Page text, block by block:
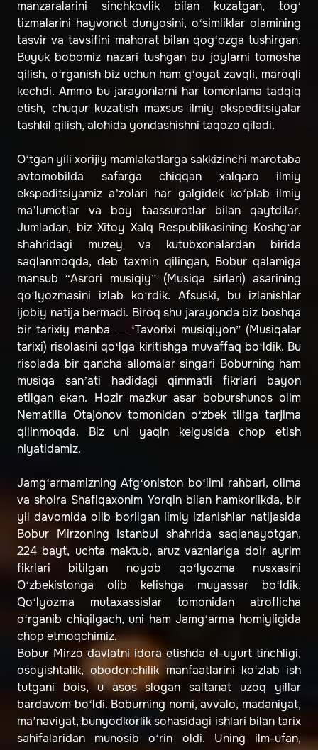
manzaralarini sinchkovlik bilan kuzatgan, tog‘
tizmalarini hayvonot dunyosini, o‘simliklar olamining
tasvir va tavsifini mahorat bilan qog‘ozga tushirgan.
Buyuk bobomiz nazari tushgan bu joylarni tomosha
qilish, o‘rganish biz uchun ham g‘oyat zavqli, maroqli
kechdi. Ammo bu jarayonlarni har tomonlama tadqiq
etish, chuqur kuzatish maxsus ilmiy ekspeditsiyalar
tashkil qilish, alohida yondashishni taqozo qiladi.
O‘tgan yili xorijiy mamlakatlarga sakkizinchi marotaba
avtomobilda safarga chiqqan xalqaro ilmiy
ekspeditsiyamiz a’zolari har galgidek ko‘plab ilmiy
ma’lumotlar va boy taassurotlar bilan qaytdilar.
Jumladan, biz Xitoy Xalq Respublikasining Koshg‘ar
shahridagi muzey va kutubxonalardan birida
saqlanmoqda, deb taxmin qilingan, Bobur qalamiga
mansub “Asrori musiqiy” (Musiqa sirlari) asarining
qo‘lyozmasini izlab ko‘rdik. Afsuski, bu izlanishlar
ijobiy natija bermadi. Biroq shu jarayonda biz boshqa
bir tarixiy manba — ‘Tavorixi musiqiyon” (Musiqalar
tarixi) risolasini qo‘lga kiritishga muvaffaq bo‘ldik. Bu
risolada bir qancha allomalar singari Boburning ham
musiqa san’ati hadidagi qimmatli fikrlari bayon
etilgan ekan. Hozir mazkur asar boburshunos olim
Nematilla Otajonov tomonidan o‘zbek tiliga tarjima
qilinmoqda. Biz uni yaqin kelgusida chop etish
niyatidamiz.
Jamg‘armamizning Afg‘oniston bo‘limi rahbari, olima
va shoira Shafiqaxonim Yorqin bilan hamkorlikda, bir
yil davomida olib borilgan ilmiy izlanishlar natijasida
Bobur Mirzoning Istanbul shahrida saqlanayotgan,
224 bayt, uchta maktub, aruz vaznlariga doir ayrim
fikrlari bitilgan noyob qo‘lyozma nusxasini
O‘zbekistonga olib kelishga muyassar bo‘ldik.
Qo‘lyozma mutaxassislar tomonidan atroflicha
o‘rganib chiqilgach, uni ham Jamg‘arma homiyligida
chop etmoqchimiz.
Bobur Mirzo davlatni idora etishda el-uyurt tinchligi,
osoyishtalik, obodonchilik manfaatlarini ko‘zlab ish
tutgani bois, u asos slogan saltanat uzoq yillar
bardavom bo‘ldi. Boburning nomi, avvalo, madaniyat,
ma’naviyat, bunyodkorlik sohasidagi ishlari bilan tarix
sahifalaridan munosib o‘rin oldi. Uning ilm-ufan,